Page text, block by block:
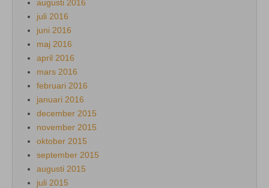
augusti 2016
juli 2016
juni 2016
maj 2016
april 2016
mars 2016
februari 2016
januari 2016
december 2015
november 2015
oktober 2015
september 2015
augusti 2015
juli 2015